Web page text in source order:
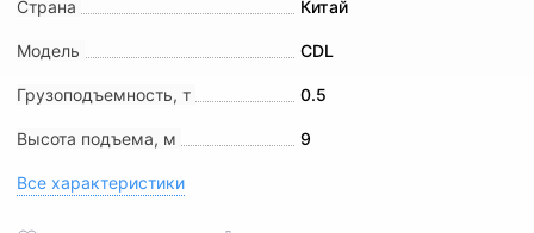
Страна Китай
Модель CDL
Грузоподъемность, т 0.5
Высота подъема, м 9
Все характеристики